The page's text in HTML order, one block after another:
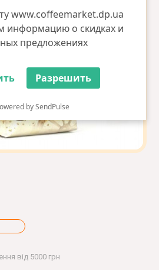
www.coffeemarket.dp.ua
информацию о скидках и
предложениях
Разрешить
by SendPulse
від 5000 грн